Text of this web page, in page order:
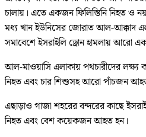
চালায়। এতে একজন ফিলিস্তিনি নিহত
মধ্য খান ইউনিসের জোরাত আল-আক্কাদ
সমাবেশে ইসরাইলি ড্রোন হামলায়
আল-মাওয়াসি এলাকায় পথচারীদের লক্ষ্য
নিহত এবং চার শিশুসহ আরো পাঁচজন
এছাড়াও গাজা শহরের বন্দরের কাছে
নিহত এবং বেশ কয়েকজন আহত হন।